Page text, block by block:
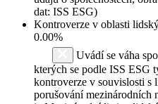
dat: ISS ESG)
Kontroverze v oblasti
0.00%
Uvádí se váha
kterých se podle ISS ESG
kontroverze v souvislosti s
porušování mezinárodních